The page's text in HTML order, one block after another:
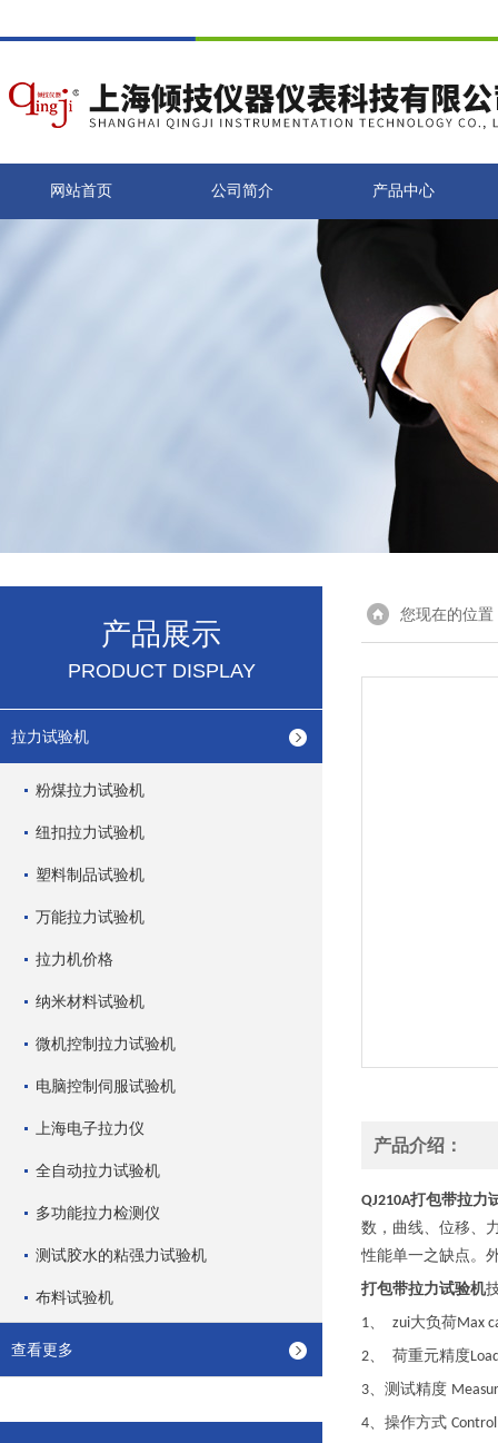
网站首页 公司简介 产品中心
产品展示
PRODUCT DISPLAY
拉力试验机
粉煤拉力试验机
纽扣拉力试验机
塑料制品试验机
万能拉力试验机
拉力机价格
纳米材料试验机
微机控制拉力试验机
电脑控制伺服试验机
上海电子拉力仪
全自动拉力试验机
多功能拉力检测仪
测试胶水的粘强力试验机
布料试验机
查看更多
您现在的位置
产品介绍：
QJ210A打包带拉力
数，曲线、位移、
性能单一之缺点。
打包带拉力试验机
1、 zui大负荷Max
2、 荷重元精度
3、测试精度
4、操作方式 Control